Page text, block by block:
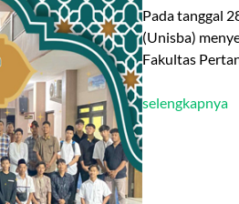
Pada tanggal
(Unisba)
Fakultas
selengkapnya